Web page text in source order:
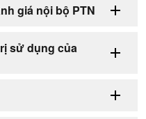
giá nội bộ PTN
sử dụng của